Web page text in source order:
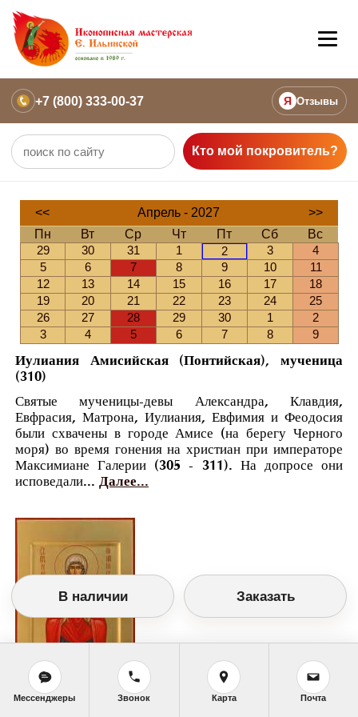
+7 (800) 333-00-37 Я Отзывы
Кто мой покровитель?
<< Апрель - 2027
>>
Пн
Вт Ср Чт Пт Сб
Вс
29
30 31 1 2 3
4
5
6 7 8 9 10
11
12
13 14 15 16 17
18
19
20 21 22 23 24
25
26
27 28 29 30 1
2
3
4 5 6 7 8 9
Иулиания Амисийская (Понтийская), мученица
(310)
Святые мученицы-девы Александра, Клавдия,
Евфрасия, Матрона, Иулиания, Евфимия и Феодосия
были схвачены в городе Амисе (на берегу Черного
моря) во время гонения на христиан при императоре
Максимиане Галерии (305 - 311). На допросе они
исповедали... Далее...
В наличии Заказать
Мессенджеры Звонок Карта Почта